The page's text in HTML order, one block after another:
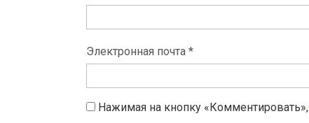
Электронная почта *
Нажимая на кнопку «Комментировать»,